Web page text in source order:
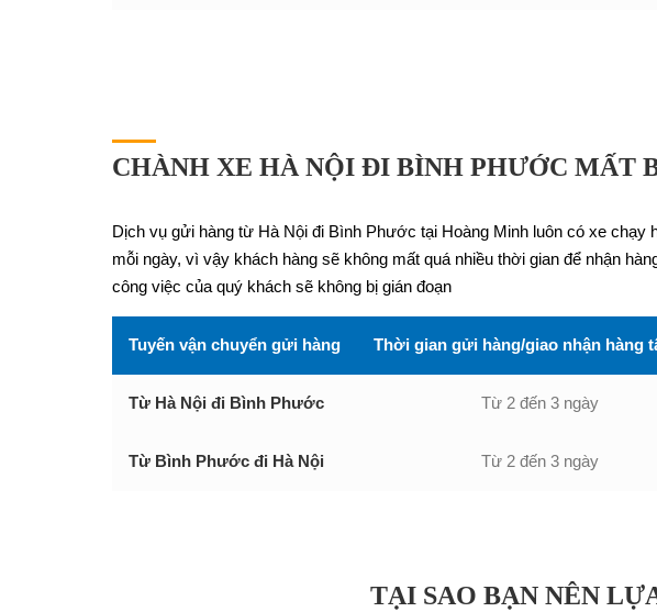
CHÀNH XE HÀ NỘI ĐI BÌNH PHƯỚC MẤT
Dịch vụ gửi hàng từ Hà Nội đi Bình Phước tại Hoàng Minh luôn có xe chạy
mỗi ngày, vì vậy khách hàng sẽ không mất quá nhiều thời gian để nhận
công việc của quý khách sẽ không bị gián đoạn
Tuyến vận chuyển gửi hàng Thời gian gửi hàng/giao nhận hàng
Từ Hà Nội đi Bình Phước Từ 2 đến 3 ngày
Từ Bình Phước đi Hà Nội Từ 2 đến 3 ngày
TẠI SAO BẠN NÊN